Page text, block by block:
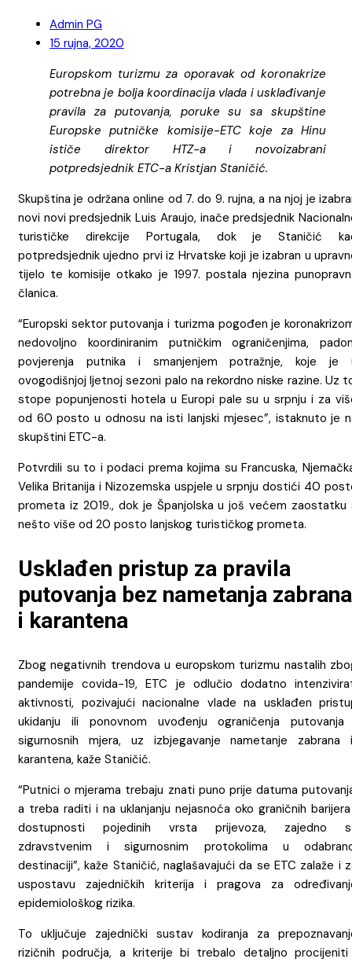
Admin PG
15 rujna, 2020
Europskom turizmu za oporavak od koronakrize
potrebna je bolja koordinacija vlada i usklađivanje
pravila za putovanja, poruke su sa skupštine
Europske putničke komisije-ETC koje za Hinu
ističe direktor HTZ-a i novoizabrani
potpredsjednik ETC-a Kristjan Staničić.
Skupština je održana online od 7. do 9. rujna, a na njoj je
novi novi predsjednik Luis Araujo, inače predsjednik
turističke direkcije Portugala, dok je Staničić
potpredsjednik ujedno prvi iz Hrvatske koji je izabran u
tijelo te komisije otkako je 1997. postala njezina
članica.
“Europski sektor putovanja i turizma pogođen je
nedovoljno koordiniranim putničkim ograničenjima,
povjerenja putnika i smanjenjem potražnje, koje je
ovogodišnjoj ljetnoj sezoni palo na rekordno niske razine. Uz
stope popunjenosti hotela u Europi pale su u srpnju i za
od 60 posto u odnosu na isti lanjski mjesec”, istaknuto je
skupštini ETC-a.
Potvrdili su to i podaci prema kojima su Francuska,
Velika Britanija i Nizozemska uspjele u srpnju dostići 40
prometa iz 2019., dok je Španjolska u još većem zaostatku
nešto više od 20 posto lanjskog turističkog prometa.
Usklađen pristup za pravila
putovanja bez nametanja zabrana
i karantena
Zbog negativnih trendova u europskom turizmu nastalih
pandemije covida-19, ETC je odlučio dodatno
aktivnosti, pozivajući nacionalne vlade na usklađen
ukidanju ili ponovnom uvođenju ograničenja
sigurnosnih mjera, uz izbjegavanje nametanje zabrana
karantena, kaže Staničić.
“Putnici o mjerama trebaju znati puno prije datuma
a treba raditi i na uklanjanju nejasnoća oko graničnih
dostupnosti pojedinih vrsta prijevoza, zajedno
zdravstvenim i sigurnosnim protokolima u
destinaciji”, kaže Staničić, naglašavajući da se ETC zalaže i
uspostavu zajedničkih kriterija i pragova za
epidemiološkog rizika.
To uključuje zajednički sustav kodiranja za
rizičnih područja, a kriterije bi trebalo detaljno